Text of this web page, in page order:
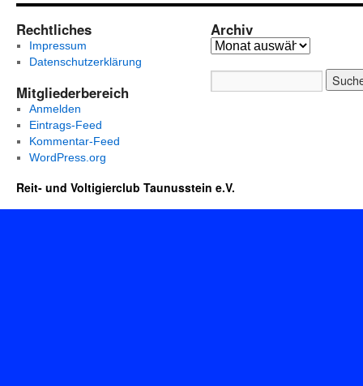
Rechtliches
Impressum
Datenschutzerklärung
Mitgliederbereich
Anmelden
Eintrags-Feed
Kommentar-Feed
WordPress.org
Archiv
Reit- und Voltigierclub Taunusstein e.V.